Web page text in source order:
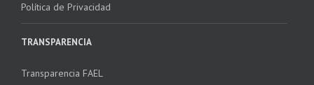
Política de Privacidad
TRANSPARENCIA
Transparencia FAEL